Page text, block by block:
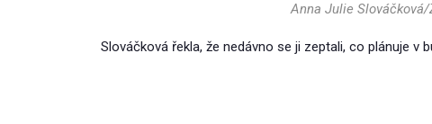
Anna Julie
Slováčková řekla, že nedávno se ji zeptali, co plánuje v